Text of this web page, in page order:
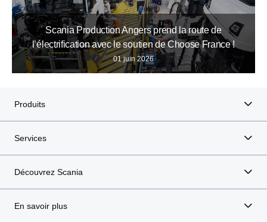
Scania Production Angers prend la route de
l’électrification avec le soutien de Choose France !
01 juin 2026
Produits
Services
Découvrez Scania
En savoir plus